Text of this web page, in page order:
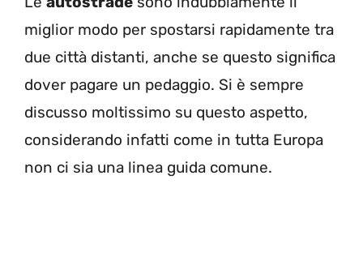
miglior modo per spostarsi rapidamente tra
due città distanti, anche se questo significa
dover pagare un pedaggio. Si è sempre
discusso moltissimo su questo aspetto,
considerando infatti come in tutta Europa
non ci sia una linea guida comune.